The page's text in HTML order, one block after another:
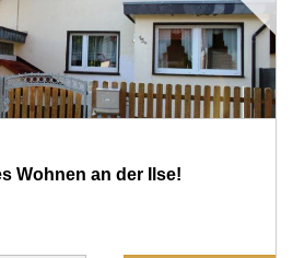
Wohnen an der Ilse!